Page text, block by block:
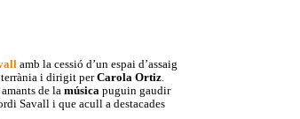
amb la cessió d’un espai d’assaig
i dirigit perCarola Ortiz.
amants de lamúsica puguin gaudir
Savall i que acull a destacades